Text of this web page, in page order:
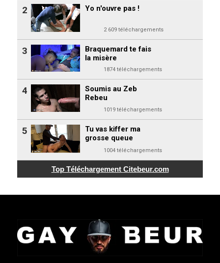
Yo n'ouvre pas !
2 609 téléchargements
2
Braquemard te fais
la misère
1874 téléchargements
3
Soumis au Zeb
Rebeu
1019 téléchargements
4
Tu vas kiffer ma
grosse queue
1004 téléchargements
5
Top Téléchargement Citebeur.com